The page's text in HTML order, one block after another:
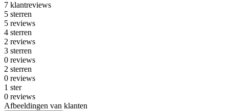
7 klantreviews
5 sterren
5 reviews
4 sterren
2 reviews
3 sterren
0 reviews
2 sterren
0 reviews
1 ster
0 reviews
Afbeeldingen van klanten